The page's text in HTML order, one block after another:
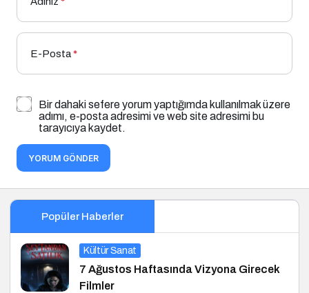
E-Posta*
Bir dahaki sefere yorum yaptığımda kullanılmak üzere
adımı, e-posta adresimi ve web site adresimi bu
tarayıcıya kaydet.
YORUM GÖNDER
Popüler Haberler
Kültür Sanat
7 Ağustos Haftasında Vizyona Girecek
Filmler